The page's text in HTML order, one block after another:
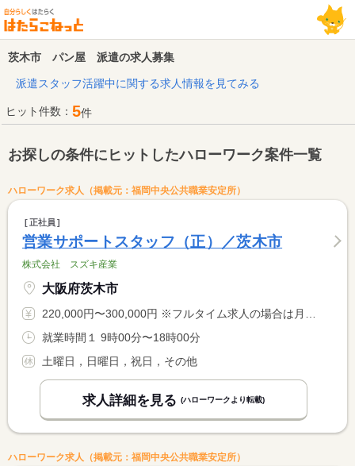
茨木市 パン屋 派遣の求人募集
派遣スタッフ活躍中に関する求人情報を見てみる
ヒット件数： 5件
お探しの条件にヒットしたハローワーク案件一覧
ハローワーク求人（掲載元：福岡中央公共職業安定所）
正社員
営業サポートスタッフ（正）／茨木市
株式会社 スズキ産業
大阪府茨木市
220,000円〜300,000円 ※フルタイム求人の場合は月額（換算額）、パート求人の場合は時間額を表示しています。
就業時間１ 9時00分〜18時00分
土曜日，日曜日，祝日，その他
求人詳細を見る (ハローワークより転載)
ハローワーク求人（掲載元：福岡中央公共職業安定所）